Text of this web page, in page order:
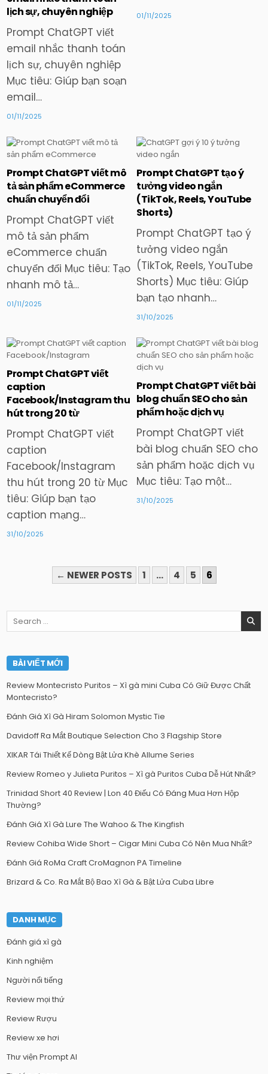
lịch sự, chuyên nghiệp
Prompt ChatGPT viết
email nhắc thanh toán
lịch sự, chuyên nghiệp
Mục tiêu: Giúp bạn soạn
email…
01/11/2025
01/11/2025
Posted
in
Prompt ChatGPT viết mô
tả sản phẩm eCommerce
chuẩn chuyển đổi
Prompt ChatGPT viết
mô tả sản phẩm
eCommerce chuẩn
chuyển đổi Mục tiêu: Tạo
nhanh mô tả…
01/11/2025
Posted
in
Prompt ChatGPT tạo ý
tưởng video ngắn
(TikTok, Reels, YouTube
Shorts)
Prompt ChatGPT tạo ý
tưởng video ngắn
(TikTok, Reels, YouTube
Shorts) Mục tiêu: Giúp
bạn tạo nhanh…
31/10/2025
Posted
in
Prompt ChatGPT viết
caption
Facebook/Instagram thu
hút trong 20 từ
Prompt ChatGPT viết
caption
Facebook/Instagram
thu hút trong 20 từ Mục
tiêu: Giúp bạn tạo
caption mạng…
31/10/2025
in
Prompt ChatGPT viết bài
blog chuẩn SEO cho sản
phẩm hoặc dịch vụ
Prompt ChatGPT viết
bài blog chuẩn SEO cho
sản phẩm hoặc dịch vụ
Mục tiêu: Tạo một…
31/10/2025
PHÂN
TRANG
BÀI
VIẾT
← NEWER POSTS 1 … 4 5 6
Search
BÀI VIẾT MỚI
Review Montecristo Puritos – Xì gà mini Cuba Có Giữ Được Chất
Montecristo?
Đánh Giá Xì Gà Hiram Solomon Mystic Tie
Davidoff Ra Mắt Boutique Selection Cho 3 Flagship Store
XIKAR Tái Thiết Kế Dòng Bật Lửa Khè Allume Series
Review Romeo y Julieta Puritos – Xì gà Puritos Cuba Dễ Hút Nhất?
Trinidad Short 40 Review | Lon 40 Điếu Có Đáng Mua Hơn Hộp
Thường?
Đánh Giá Xì Gà Lure The Wahoo & The Kingfish
Review Cohiba Wide Short – Cigar Mini Cuba Có Nên Mua Nhất?
Đánh Giá RoMa Craft CroMagnon PA Timeline
Brizard & Co. Ra Mắt Bộ Bao Xì Gà & Bật Lửa Cuba Libre
DANH MỤC
Đánh giá xì gà
Kinh nghiệm
Người nổi tiếng
Review mọi thứ
Review Rượu
Review xe hơi
Thư viện Prompt AI